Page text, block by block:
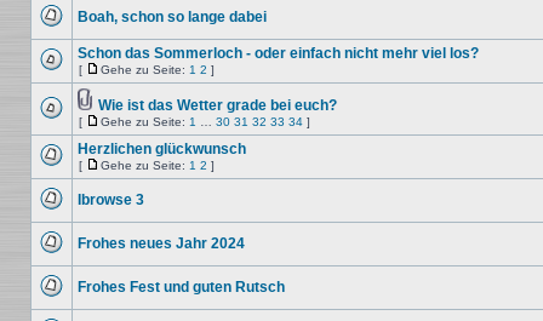
Beiträge
Seite
ungelesenen
Beiträge
Boah, schon so lange dabei
Keine
ungelesenen
Beiträge
Schon das Sommerloch - oder einfach nicht mehr viel los?
[
Gehe
Seite
Gehe zu Seite: 1 2 ]
Keine
ungelesenen
Beiträge
Dateianhang
Wie ist das Wetter grade bei euch?
[
Gehe
zu
Seite
Gehe zu Seite: 1 30 31 32 33 34 ]
Keine
Beiträge
Herzlichen glückwunsch
[
Gehe
Seite
Gehe zu Seite: 1 2 ]
Beiträge
Ibrowse 3
Beiträge
Frohes neues Jahr 2024
Frohes Fest und guten Rutsch